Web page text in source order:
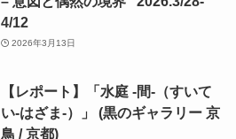
4/12
2026年3月13日
【レポート】「水庭 -間-（すいて
い-はざま-）」 (黒のギャラリー 京
鳥 / 京都)